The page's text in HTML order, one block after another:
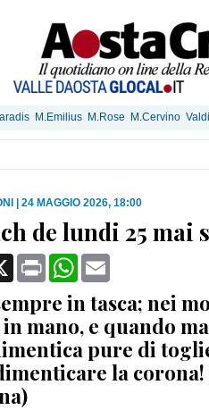
M.Emilius M.Rose M.Cervino
24 MAGGIO 2026, 18:00
de lundi 25 mai
X Print WhatsApp
in tasca; nei
mano, e quando
pure di
la corona!